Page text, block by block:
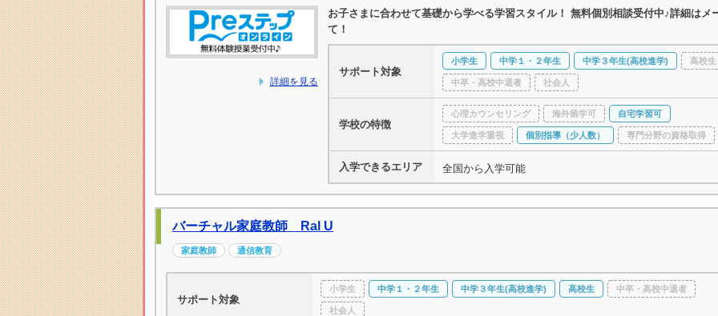
詳細を見る
お子さまに合わせて基礎から学べる学習スタイル！ 無料個別相談受付中♪詳細はメ
て！
サポート対象
小学生 中学１・２年生 中学３年生(高校進学) 高校生
中卒・高校中退者 社会人
学校の特徴
心理カウンセリング 海外留学可 自宅学習可
大学進学重視 個別指導（少人数） 専門分野の資格取得
入学できるエリア 全国から入学可能
バーチャル家庭教師 Ral U
家庭教師 通信教育
サポート対象
小学生 中学１・２年生 中学３年生(高校進学) 高校生 中卒・高校中退者
社会人